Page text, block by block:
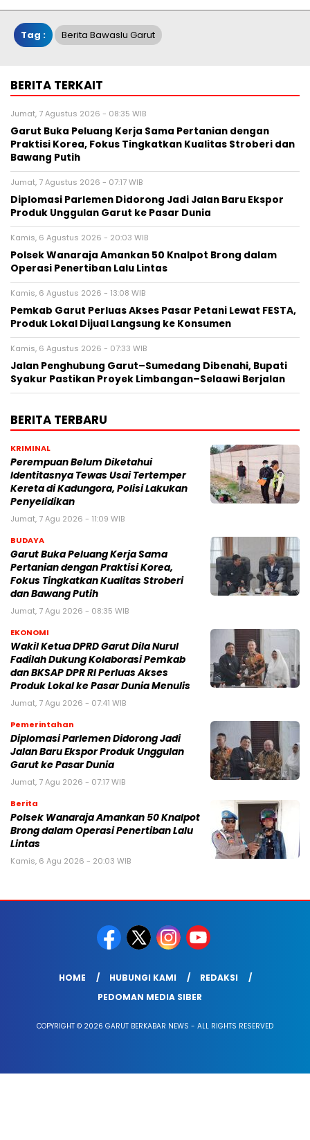
Tag : Berita Bawaslu Garut
BERITA TERKAIT
Jumat, 7 Agustus 2026 - 08:35 WIB
Garut Buka Peluang Kerja Sama Pertanian dengan
Praktisi Korea, Fokus Tingkatkan Kualitas Stroberi dan
Bawang Putih
Jumat, 7 Agustus 2026 - 07:17 WIB
Diplomasi Parlemen Didorong Jadi Jalan Baru Ekspor
Produk Unggulan Garut ke Pasar Dunia
Kamis, 6 Agustus 2026 - 20:03 WIB
Polsek Wanaraja Amankan 50 Knalpot Brong dalam
Operasi Penertiban Lalu Lintas
Kamis, 6 Agustus 2026 - 13:08 WIB
Pemkab Garut Perluas Akses Pasar Petani Lewat FESTA,
Produk Lokal Dijual Langsung ke Konsumen
Kamis, 6 Agustus 2026 - 07:33 WIB
Jalan Penghubung Garut–Sumedang Dibenahi, Bupati
Syakur Pastikan Proyek Limbangan–Selaawi Berjalan
BERITA TERBARU
KRIMINAL
Perempuan Belum Diketahui
Identitasnya Tewas Usai Tertemper
Kereta di Kadungora, Polisi Lakukan
Penyelidikan
Jumat, 7 Agu 2026 - 11:09 WIB
BUDAYA
Garut Buka Peluang Kerja Sama
Pertanian dengan Praktisi Korea,
Fokus Tingkatkan Kualitas Stroberi
dan Bawang Putih
Jumat, 7 Agu 2026 - 08:35 WIB
EKONOMI
Wakil Ketua DPRD Garut Dila Nurul
Fadilah Dukung Kolaborasi Pemkab
dan BKSAP DPR RI Perluas Akses
Produk Lokal ke Pasar Dunia Menulis
Jumat, 7 Agu 2026 - 07:41 WIB
Pemerintahan
Diplomasi Parlemen Didorong Jadi
Jalan Baru Ekspor Produk Unggulan
Garut ke Pasar Dunia
Jumat, 7 Agu 2026 - 07:17 WIB
Berita
Polsek Wanaraja Amankan 50 Knalpot
Brong dalam Operasi Penertiban Lalu
Lintas
Kamis, 6 Agu 2026 - 20:03 WIB
HOME HUBUNGI KAMI
REDAKSI
PEDOMAN MEDIA SIBER
COPYRIGHT © 2026 GARUT BERKABAR NEWS - ALL RIGHTS RESERVED